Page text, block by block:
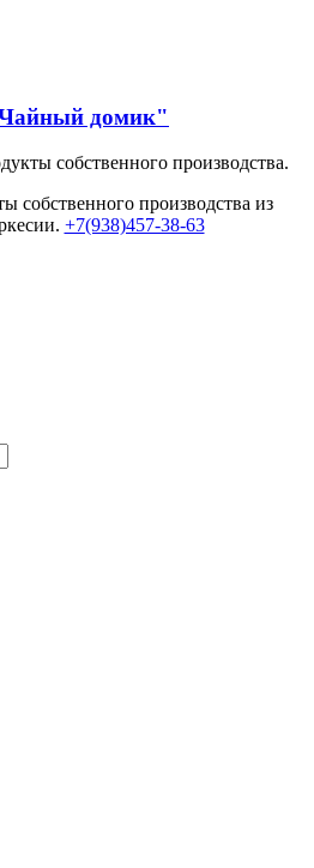
домик"
собственного производства.
собственного производства из
+7(938)457-38-63